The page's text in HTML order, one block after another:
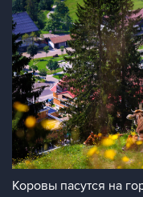
Коровы пасутся на